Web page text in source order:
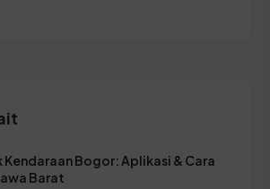
Kendaraan Bogor: Aplikasi & Cara
Barat